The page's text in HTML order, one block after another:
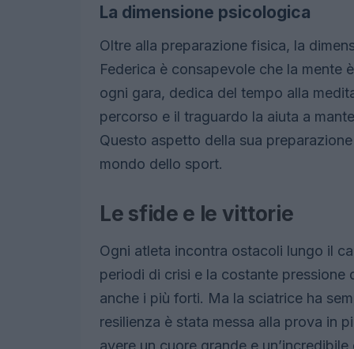
La dimensione psicologica
Oltre alla preparazione fisica, la
Federica è consapevole che la mente
ogni gara, dedica del tempo alla
percorso e il traguardo la aiuta a
Questo aspetto della sua
mondo dello sport.
Le sfide e le vittorie
Ogni atleta incontra ostacoli lungo il
periodi di crisi e la costante
anche i più forti. Ma la sciatrice ha
resilienza è stata messa alla prova in